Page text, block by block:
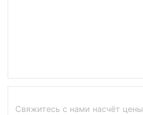
Свяжитесь с нами насчёт цены